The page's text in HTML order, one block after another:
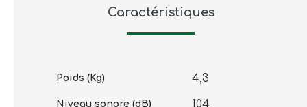
Caractéristiques
Poids (Kg) 4,3
Niveau sonore (dB) 104